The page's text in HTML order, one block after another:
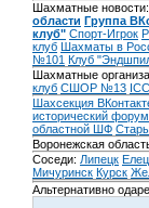
Шахматные новости:
области Группа
клуб" Спорт-Игрок
клуб Шахматы в
№101 Клуб
Шахматные
клуб СШОР №13
Шахсекция
исторический форум
областной ШФ
Воронежская
Соседи: Липецк Елец
Мичуринск Курск
Альтернативно